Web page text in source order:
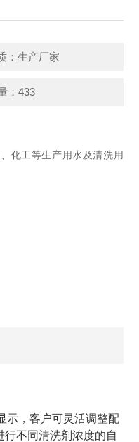
：生产厂家
：433
化工等生产用水及清洗用
示，客户可灵活调整配
不同清洗剂浓度的自